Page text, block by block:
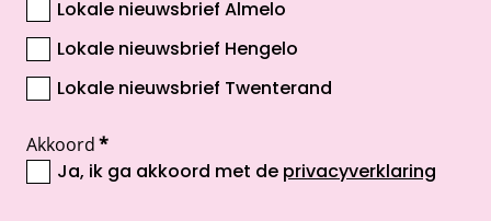
Lokale nieuwsbrief Almelo
Lokale nieuwsbrief Hengelo
Lokale nieuwsbrief Twenterand
Akkoord*
Ja, ik ga akkoord met de privacyverklaring